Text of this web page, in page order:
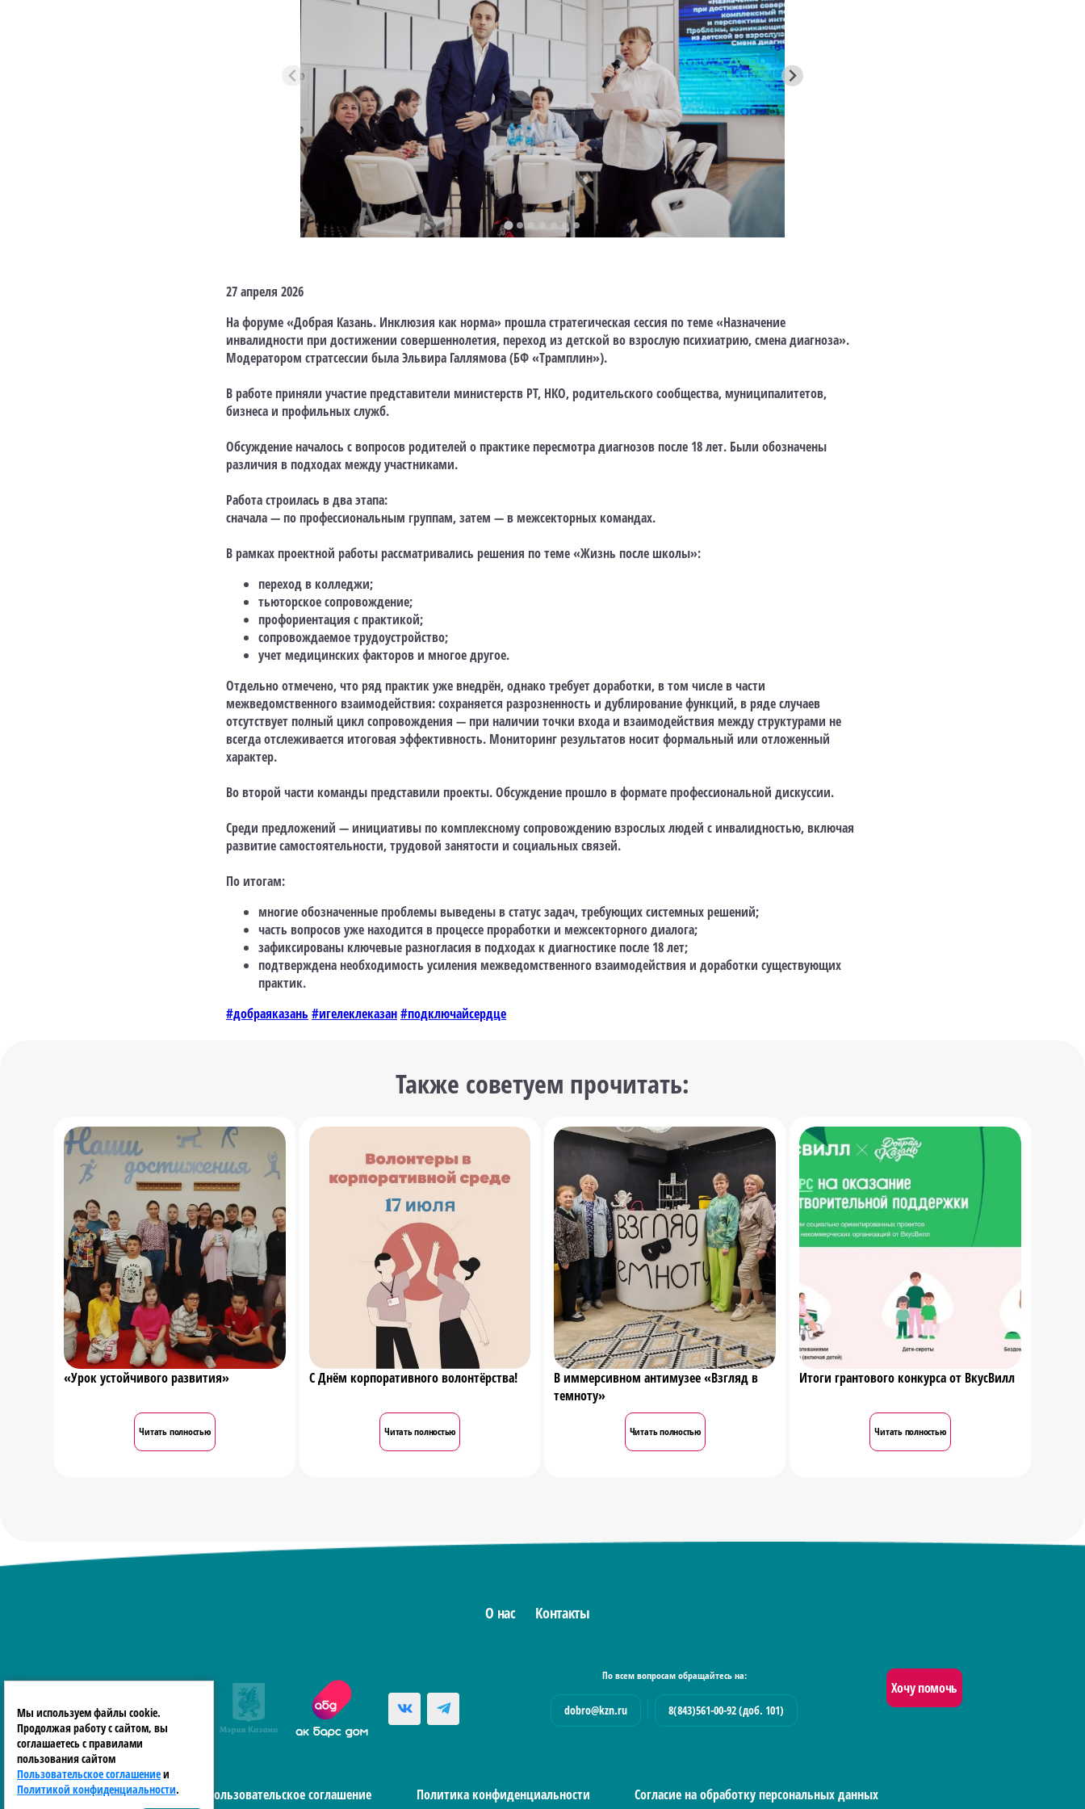
27 апреля 2026
На форуме «Добрая Казань. Инклюзия как норма» прошла стратегическая сессия по теме «Назначение
инвалидности при достижении совершеннолетия, переход из детской во взрослую психиатрию, смена диагноза».
Модератором стратсессии была Эльвира Галлямова (БФ «Трамплин»).
В работе приняли участие представители министерств РТ, НКО, родительского сообщества, муниципалитетов,
бизнеса и профильных служб.
Обсуждение началось с вопросов родителей о практике пересмотра диагнозов после 18 лет. Были обозначены
различия в подходах между участниками.
Работа строилась в два этапа:
сначала — по профессиональным группам, затем — в межсекторных командах.
В рамках проектной работы рассматривались решения по теме «Жизнь после школы»:
переход в колледжи;
тьюторское сопровождение;
профориентация с практикой;
сопровождаемое трудоустройство;
учет медицинских факторов и многое другое.
Отдельно отмечено, что ряд практик уже внедрён, однако требует доработки, в том числе в части
межведомственного взаимодействия: сохраняется разрозненность и дублирование функций, в ряде случаев
отсутствует полный цикл сопровождения — при наличии точки входа и взаимодействия между структурами не
всегда отслеживается итоговая эффективность. Мониторинг результатов носит формальный или отложенный
характер.
Во второй части команды представили проекты. Обсуждение прошло в формате профессиональной дискуссии.
Среди предложений — инициативы по комплексному сопровождению взрослых людей с инвалидностью, включая
развитие самостоятельности, трудовой занятости и социальных связей.
По итогам:
многие обозначенные проблемы выведены в статус задач, требующих системных решений;
часть вопросов уже находится в процессе проработки и межсекторного диалога;
зафиксированы ключевые разногласия в подходах к диагностике после 18 лет;
подтверждена необходимость усиления межведомственного взаимодействия и доработки существующих
практик.
#добраяказань #игелеклеказан#подключайсердце
Также советуем прочитать:
«Урок устойчивого развития»
Читать полностью
С Днём корпоративного волонтёрства!
Читать полностью
В иммерсивном антимузее «Взгляд в
темноту»
Читать полностью
Итоги грантового конкурса от ВкусВилл
Читать полностью
О нас Контакты
По всем вопросам обращайтесь на:
dobro@kzn.ru 8(843)561-00-92 (доб. 101)
Хочу помочь
Пользовательское соглашение Политика конфиденциальности Согласие на обработку персональных данных
Мы используем файлы cookie.
Продолжая работу с сайтом, вы
соглашаетесь с правилами
пользования сайтом
Пользовательское соглашениеи
Политикой конфиденциальности.